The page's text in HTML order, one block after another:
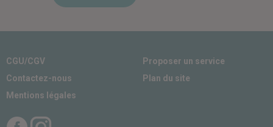
CGU/CGV
Contactez-nous
Mentions légales
Proposer un service
Plan du site